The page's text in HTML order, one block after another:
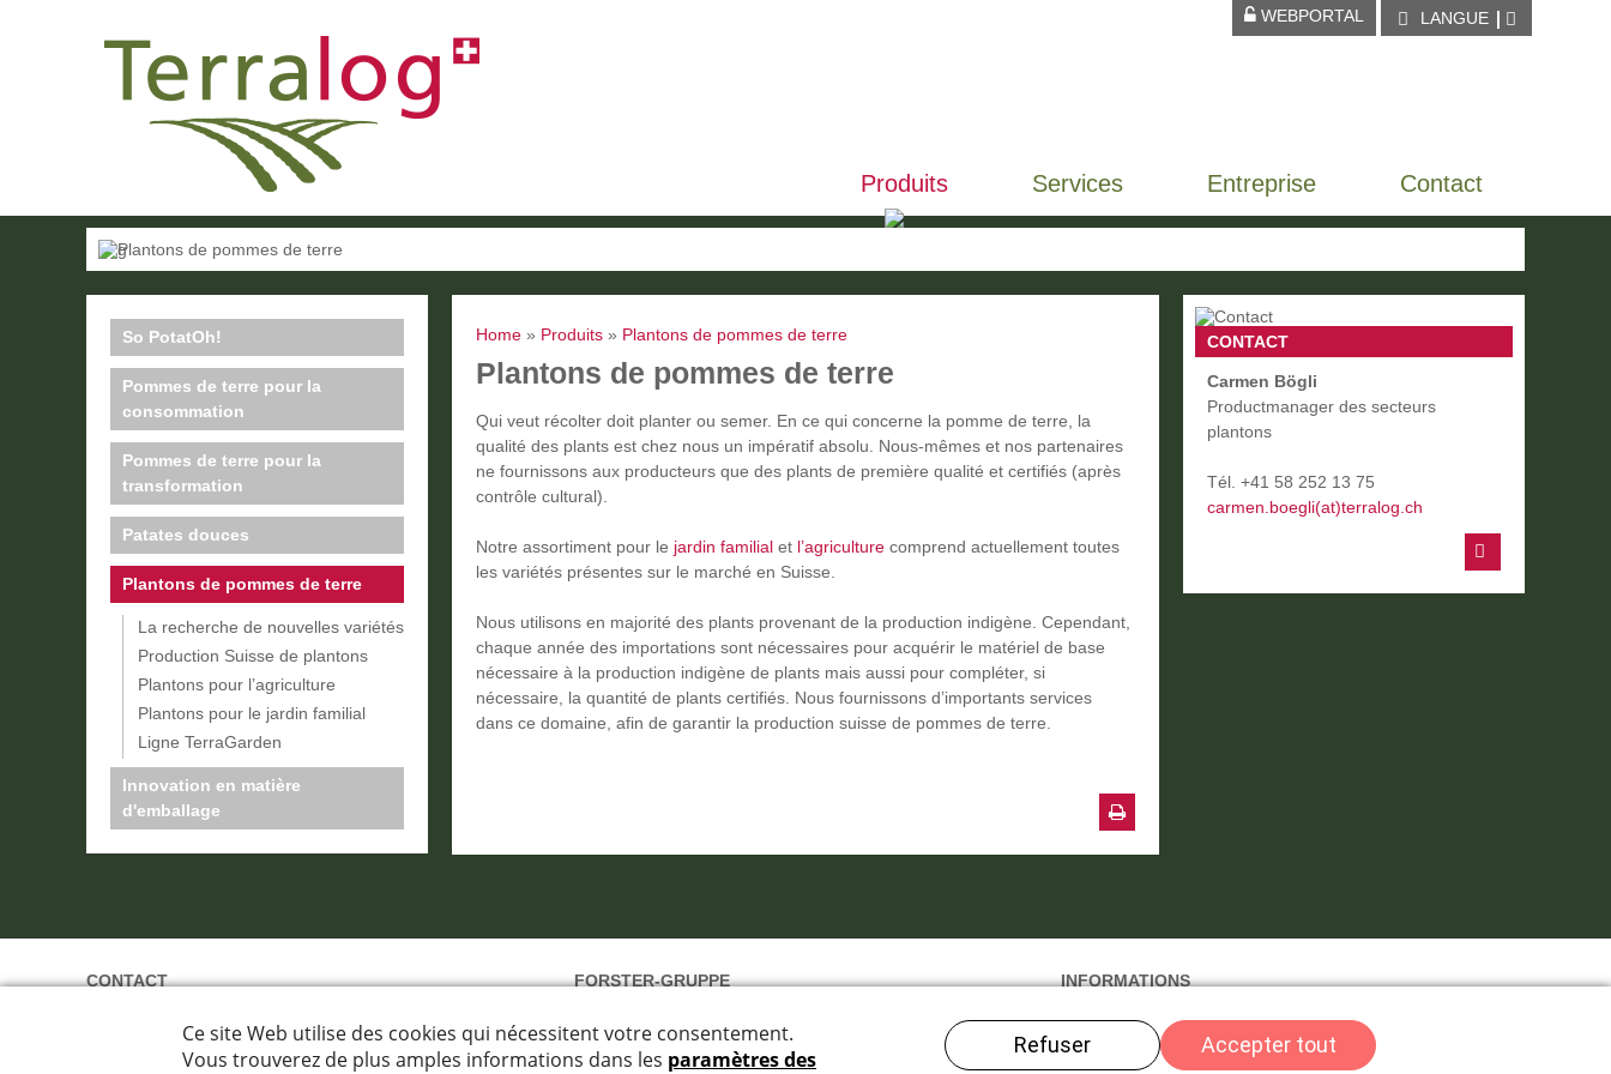
WEBPORTAL LANGUE
Produits Services Entreprise Contact
CONTACT
Carmen Bögli
Productmanager des secteurs
plantons
Tél. +41 58 252 13 75
carmen.boegli(at)terralog.ch
Home » Produits » Plantons de pommes de terre
Plantons de pommes de terre
Qui veut récolter doit planter ou semer. En ce qui concerne la pomme de terre, la
qualité des plants est chez nous un impératif absolu. Nous-mêmes et nos partenaires
ne fournissons aux producteurs que des plants de première qualité et certifiés (après
contrôle cultural).
Notre assortiment pour le jardin familial et l’agriculture comprend actuellement toutes
les variétés présentes sur le marché en Suisse.
Nous utilisons en majorité des plants provenant de la production indigène. Cependant,
chaque année des importations sont nécessaires pour acquérir le matériel de base
nécessaire à la production indigène de plants mais aussi pour compléter, si
nécessaire, la quantité de plants certifiés. Nous fournissons d’importants services
dans ce domaine, afin de garantir la production suisse de pommes de terre.
So PotatOh!
Pommes de terre pour la
consommation
Pommes de terre pour la
transformation
Patates douces
Plantons de pommes de terre
La recherche de nouvelles variétés
Production Suisse de plantons
Plantons pour l’agriculture
Plantons pour le jardin familial
Ligne TerraGarden
Innovation en matière
d'emballage
CONTACT
CH-3422 Rüdtligen-Alchenflüh
FORSTER-GRUPPE
Vs. Fruits sa
Forster Früchte & Gemüse AG
INFORMATIONS
Impressum
Data Privacy